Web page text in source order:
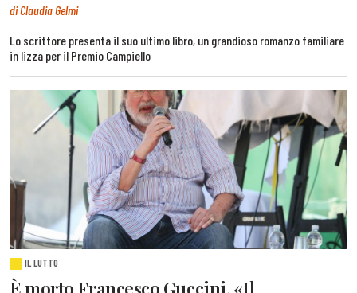
di Claudia Gelmi
Lo scrittore presenta il suo ultimo libro, un grandioso romanzo familiare
in lizza per il Premio Campiello
IL LUTTO